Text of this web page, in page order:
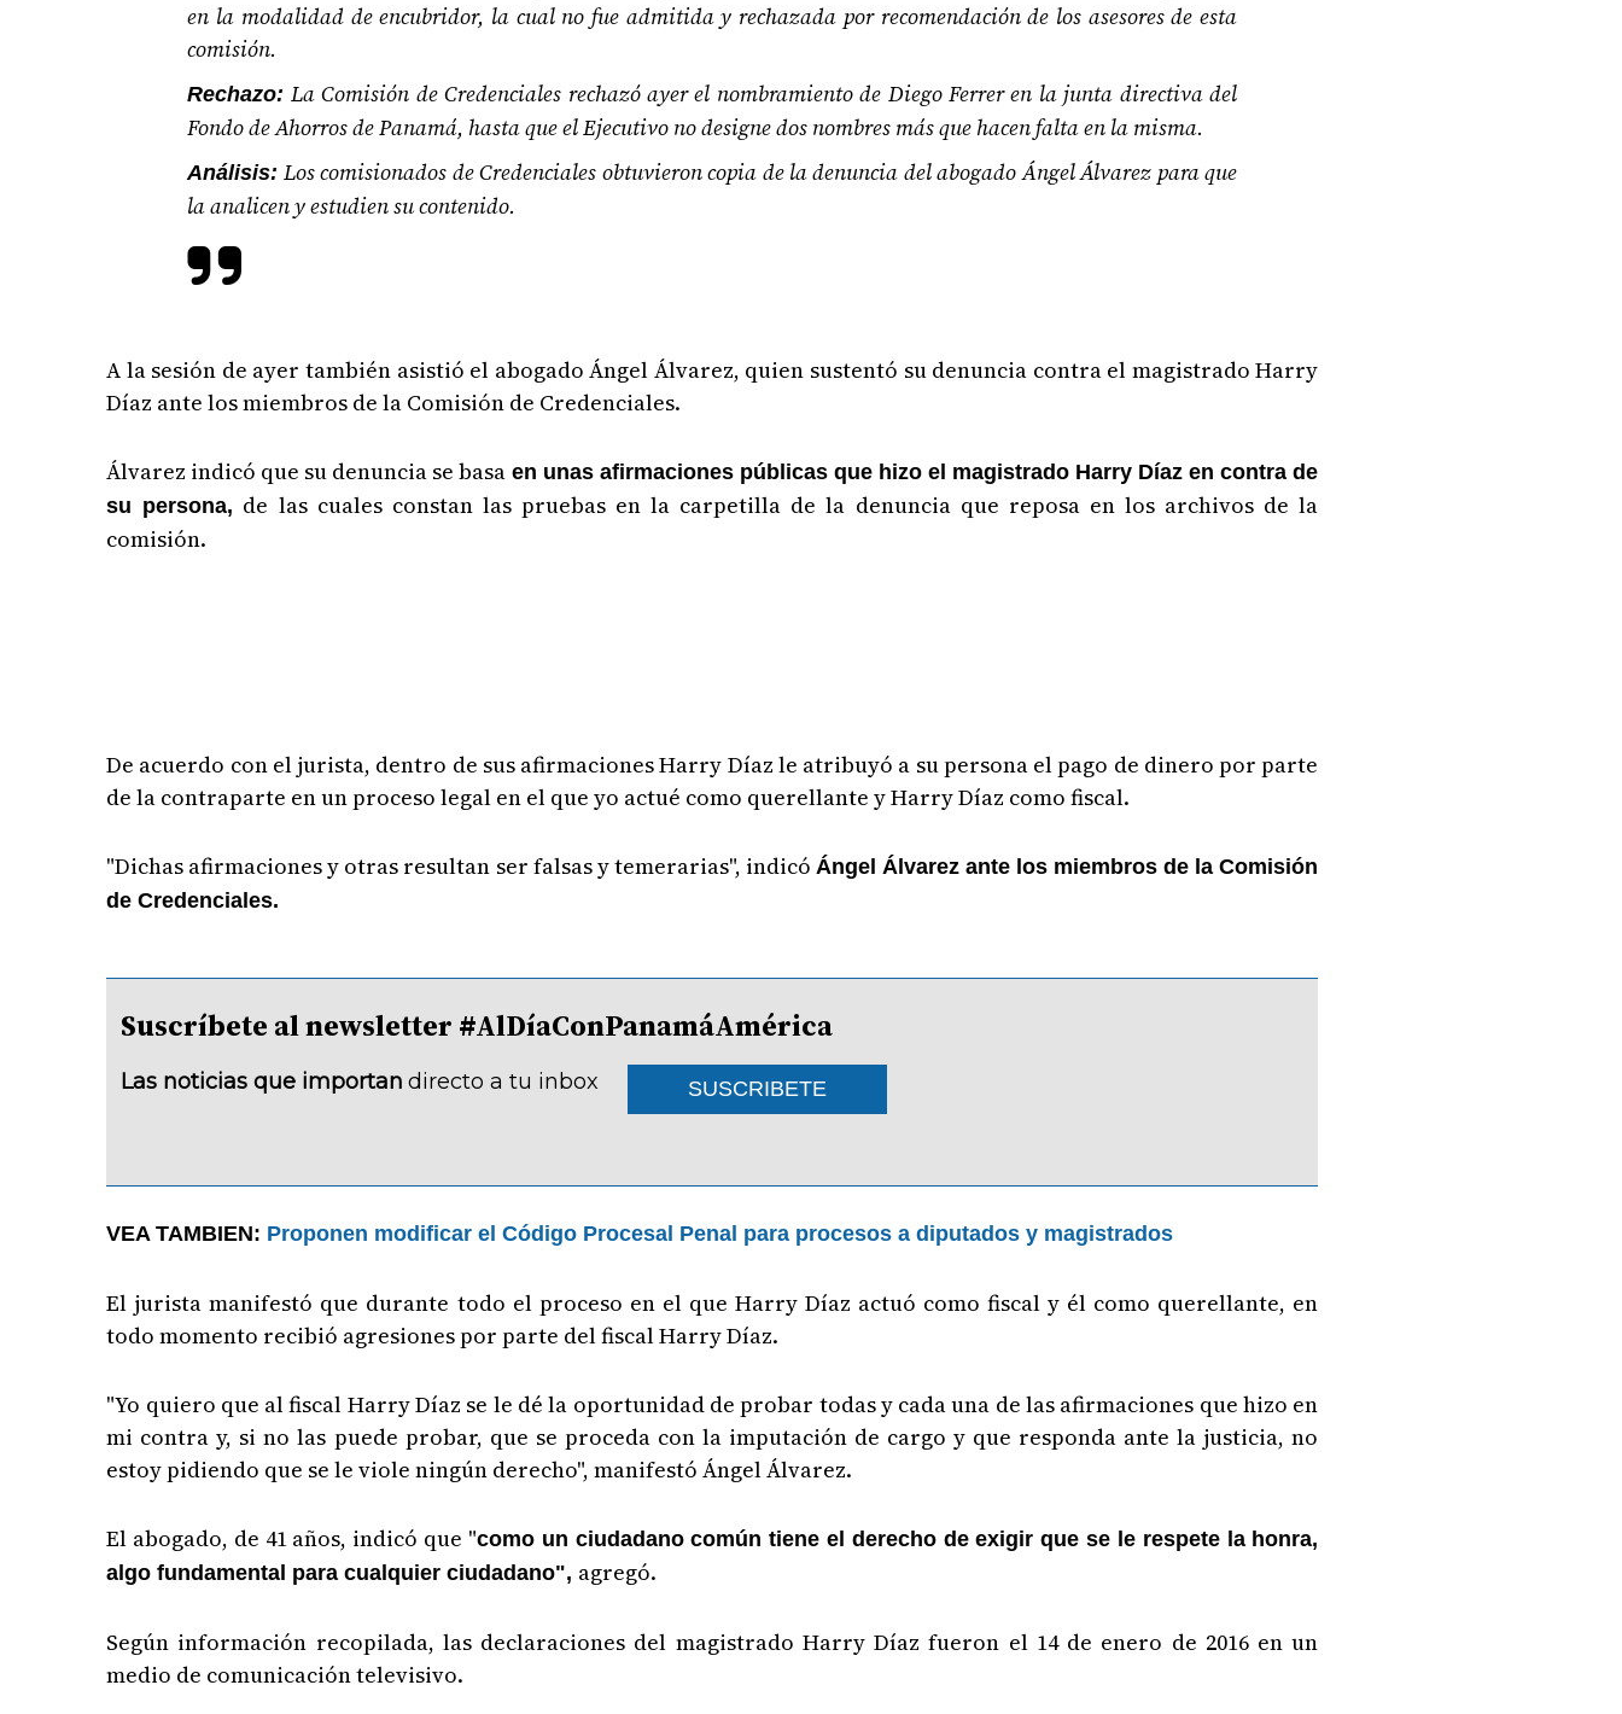
en la modalidad de encubridor, la cual no fue admitida y rechazada por recomendación de los asesores de esta
comisión.
Rechazo: La Comisión de Credenciales rechazó ayer el nombramiento de Diego Ferrer en la junta directiva del
Fondo de Ahorros de Panamá, hasta que el Ejecutivo no designe dos nombres más que hacen falta en la misma.
Análisis: Los comisionados de Credenciales obtuvieron copia de la denuncia del abogado Ángel Álvarez para que
la analicen y estudien su contenido.
A la sesión de ayer también asistió el abogado Ángel Álvarez, quien sustentó su denuncia contra el magistrado Harry
Díaz ante los miembros de la Comisión de Credenciales.
Álvarez indicó que su denuncia se basa en unas afirmaciones públicas que hizo el magistrado Harry Díaz en contra de
su persona, de las cuales constan las pruebas en la carpetilla de la denuncia que reposa en los archivos de la
comisión.
De acuerdo con el jurista, dentro de sus afirmaciones Harry Díaz le atribuyó a su persona el pago de dinero por parte
de la contraparte en un proceso legal en el que yo actué como querellante y Harry Díaz como fiscal.
"Dichas afirmaciones y otras resultan ser falsas y temerarias", indicó Ángel Álvarez ante los miembros de la Comisión
de Credenciales.
Suscríbete al newsletter #AlDíaConPanamáAmérica
Las noticias que importan directo a tu inbox SUSCRIBETE
VEA TAMBIEN: Proponen modificar el Código Procesal Penal para procesos a diputados y magistrados
El jurista manifestó que durante todo el proceso en el que Harry Díaz actuó como fiscal y él como querellante, en
todo momento recibió agresiones por parte del fiscal Harry Díaz.
"Yo quiero que al fiscal Harry Díaz se le dé la oportunidad de probar todas y cada una de las afirmaciones que hizo en
mi contra y, si no las puede probar, que se proceda con la imputación de cargo y que responda ante la justicia, no
estoy pidiendo que se le viole ningún derecho", manifestó Ángel Álvarez.
El abogado, de 41 años, indicó que "como un ciudadano común tiene el derecho de exigir que se le respete la honra,
algo fundamental para cualquier ciudadano", agregó.
Según información recopilada, las declaraciones del magistrado Harry Díaz fueron el 14 de enero de 2016 en un
medio de comunicación televisivo.